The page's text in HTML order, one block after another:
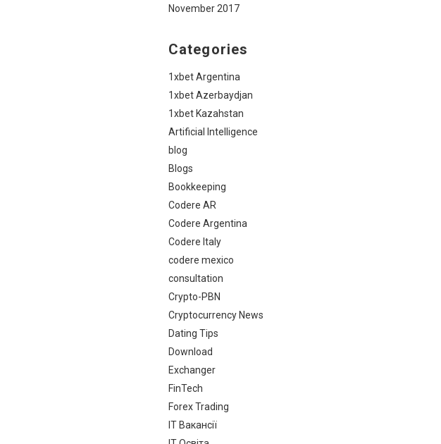
November 2017
Categories
1xbet Argentina
1xbet Azerbaydjan
1xbet Kazahstan
Artificial Intelligence
blog
Blogs
Bookkeeping
Codere AR
Codere Argentina
Codere Italy
codere mexico
consultation
Crypto-PBN
Cryptocurrency News
Dating Tips
Download
Exchanger
FinTech
Forex Trading
IT Вакансії